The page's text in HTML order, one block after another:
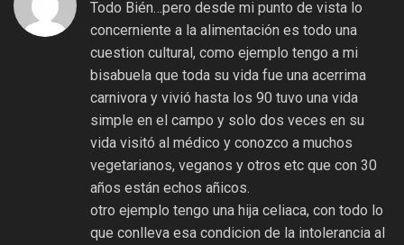
Todo Bién…pero desde mi punto de vista lo
concerniente a la alimentación es todo una
cuestion cultural, como ejemplo tengo a mi
bisabuela que toda su vida fue una acerrima
carnivora y vivió hasta los 90 tuvo una vida
simple en el campo y solo dos veces en su
vida visitó al médico y conozco a muchos
vegetarianos, veganos y otros etc que con 30
años están echos añicos.
otro ejemplo tengo una hija celiaca, con todo lo
que conlleva esa condicion de la intolerancia al